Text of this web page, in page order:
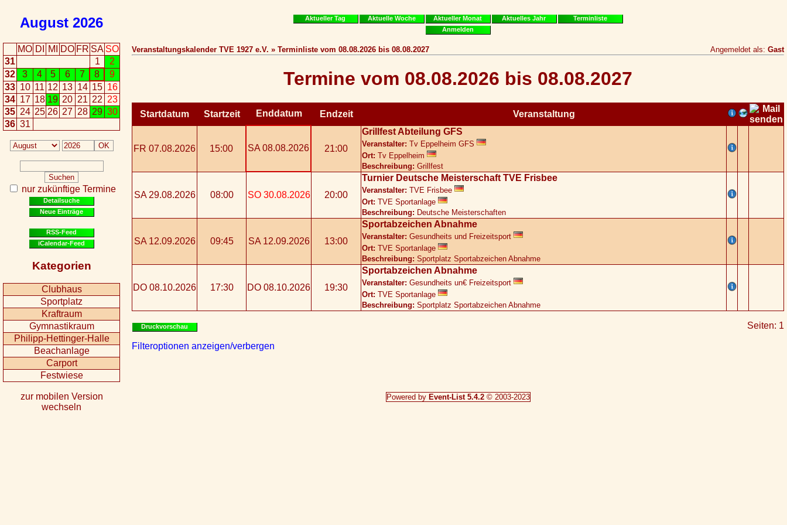
August 2026
MO DI MI DO FR SA SO
31
1
2
32
3 4 5 6 7 8
9
33 10 11 12 13 14 15 16
34 17 18 19 20 21 22 23
35 24 25 26 27 28 29 30
36 31
nur zukünftige Termine
Detailsuche
Neue Einträge
RSS-Feed
iCalendar-Feed
Kategorien
Clubhaus
Sportplatz
Kraftraum
Gymnastikraum
Philipp-Hettinger-Halle
Beachanlage
Carport
Festwiese
zur mobilen Version
wechseln
Aktueller Tag Aktuelle Woche Aktueller Monat Aktuelles Jahr
Terminliste
Anmelden
Veranstaltungskalender TVE 1927 e.V. » Terminliste vom 08.08.2026 bis 08.08.2027 Angemeldet als: Gast
Termine vom 08.08.2026 bis 08.08.2027
Startdatum Startzeit Enddatum Endzeit Veranstaltung
FR 07.08.2026 15:00 SA 08.08.2026 21:00
Grillfest Abteilung GFS
Veranstalter: Tv Eppelheim GFS
Ort: Tv Eppelheim
Beschreibung: Grillfest
SA 29.08.2026 08:00 SO 30.08.2026 20:00
Turnier Deutsche Meisterschaft TVE Frisbee
Veranstalter: TVE Frisbee
Ort: TVE Sportanlage
Beschreibung: Deutsche Meisterschaften
SA 12.09.2026 09:45 SA 12.09.2026 13:00
Sportabzeichen Abnahme
Veranstalter: Gesundheits und Freizeitsport
Ort: TVE Sportanlage
Beschreibung: Sportplatz Sportabzeichen Abnahme
DO 08.10.2026 17:30 DO 08.10.2026 19:30
Sportabzeichen Abnahme
Veranstalter: Gesundheits un€ Freizeitsport
Ort: TVE Sportanlage
Beschreibung: Sportplatz Sportabzeichen Abnahme
Druckvorschau Seiten: 1
Filteroptionen anzeigen/verbergen
Powered by Event-List 5.4.2© 2003-2023